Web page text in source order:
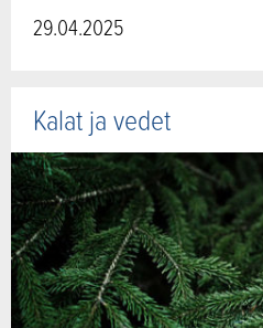
29.04.2025
Kalat ja vedet